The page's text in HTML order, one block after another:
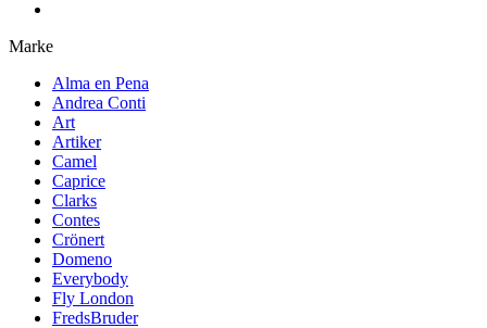
Marke
Alma en Pena
Andrea Conti
Art
Artiker
Camel
Caprice
Clarks
Contes
Crönert
Domeno
Everybody
Fly London
FredsBruder